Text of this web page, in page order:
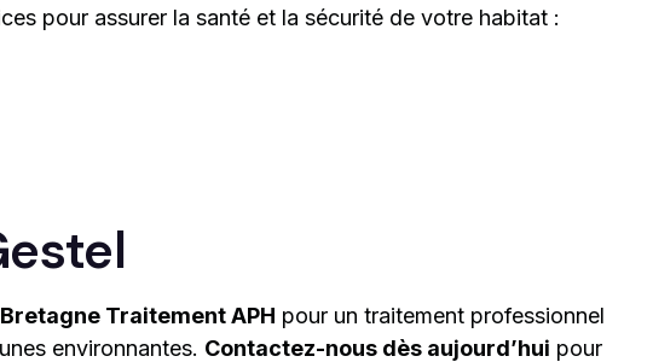
pour assurer la santé et la sécurité de votre habitat :
Bretagne Traitement APH pour un traitement professionnel
environnantes. Contactez-nous dès aujourd’hui pour